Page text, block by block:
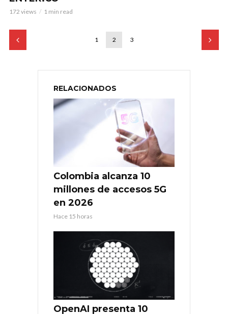
172 views 1 min read
1 2 3
RELACIONADOS
Colombia alcanza 10
millones de accesos 5G
en 2026
Hace 15 horas
OpenAI presenta 10